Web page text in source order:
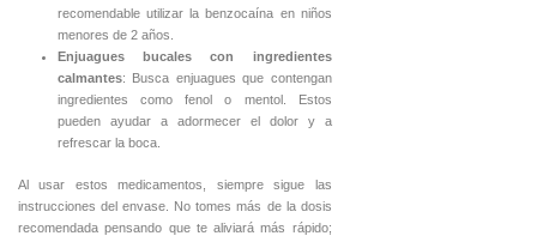
recomendable utilizar la benzocaína en niños
menores de 2 años.
Enjuagues bucales con ingredientes
calmantes: Busca enjuagues que contengan
ingredientes como fenol o mentol. Estos
pueden ayudar a adormecer el dolor y a
refrescar la boca.
Al usar estos medicamentos, siempre sigue las
instrucciones del envase. No tomes más de la dosis
recomendada pensando que te aliviará más rápido;